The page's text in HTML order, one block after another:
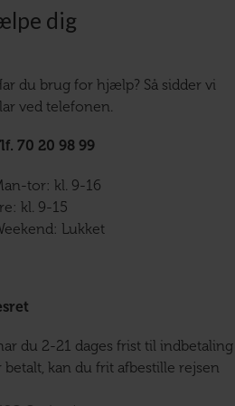
dig
du brug for hjælp? Så sidder vi
ved telefonen.
70 20 98 99
tor: kl. 9-16
kl. 9-15
Lukket
du 2-21 dages frist til indbetaling
kan du frit afbestille rejsen